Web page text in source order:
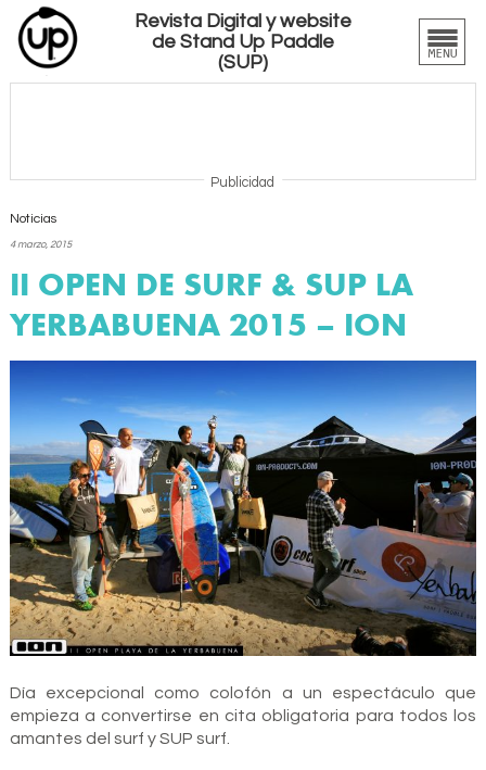
Revista Digital y website
de Stand Up Paddle
(SUP)
Publicidad
Noticias
4 marzo, 2015
II OPEN DE SURF & SUP LA
YERBABUENA 2015 – ION
Día excepcional como colofón a un espectáculo que
empieza a convertirse en cita obligatoria para todos los
amantes del surf y SUP surf.